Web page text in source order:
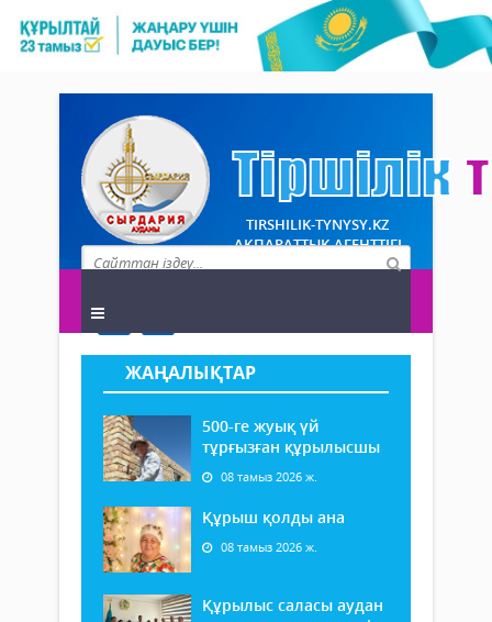
TIRSHILIK-TYNYSY.KZ
АҚПАРАТТЫҚ АГЕНТТІГІ
ЖАҢАЛЫҚТАР
500-ге жуық үй
тұрғызған құрылысшы
08 тамыз 2026 ж.
Құрыш қолды ана
08 тамыз 2026 ж.
Құрылыс саласы аудан